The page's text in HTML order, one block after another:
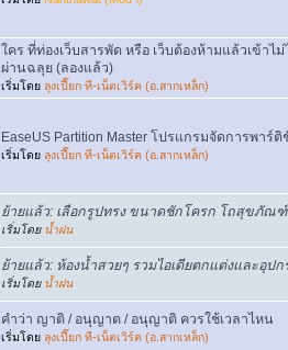
ใคร ที่ท่องเว็บสารพัด หรือ เว็บต้องห้ามแล้วเข้า
ผ่านฉลุย (ลองแล้ว)
เริ่มโดย ลุงเปี๊ยก ที-เน็ตเวิร์ค (อ.สากเหล็ก)
EaseUS Partition Master โปรแกรมจัดการพาร์ติ
เริ่มโดย ลุงเปี๊ยก ที-เน็ตเวิร์ค (อ.สากเหล็ก)
ย้ายแล้ว: เลือกรูปทรง ขนาดชักโครก โถสุขภัณฑ์
เริ่มโดย น้ำฝน
ย้ายแล้ว: ห้องน้ำสวยๆ รวมไอเดียตกแต่งและอุป
เริ่มโดย น้ำฝน
คำว่า ญาติ / อนุญาต / อนุญาติ ควรใช้เวลาไหน
เริ่มโดย ลุงเปี๊ยก ที-เน็ตเวิร์ค (อ.สากเหล็ก)